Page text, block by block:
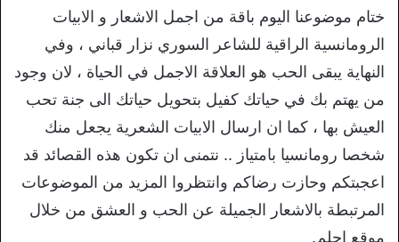
ختام موضوعنا اليوم باقة من اجمل الاشعار و الابيات
الرومانسية الراقية للشاعر السوري نزار قباني ، وفي
النهاية يبقى الحب هو العلاقة الاجمل في الحياة ، لان وجود
من يهتم بك في حياتك كفيل بتحويل حياتك الى جنة تحب
العيش بها ، كما ان ارسال الابيات الشعرية يجعل منك
شخصا رومانسيا بامتياز .. نتمنى ان تكون هذه القصائد قد
اعجبتكم وحازت رضاكم وانتظروا المزيد من الموضوعات
المرتبطة بالاشعار الجميلة عن الحب و العشق من خلال
موقع احلم.